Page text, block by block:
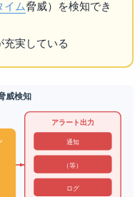
イム脅威）を検知でき
充実している
ム脅威検知
アラート出力
Slack 通知
SIEM（Splunk等）
ログ / stdout